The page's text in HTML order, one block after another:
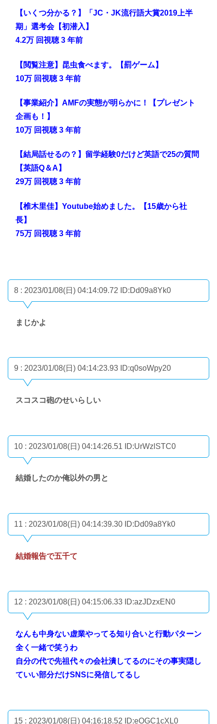
【いくつ分かる？】「JC・JK流行語大賞2019上半
期」選考会【初潜入】
4.2万 回視聴 3 年前
【閲覧注意】昆虫食べます。【罰ゲーム】
10万 回視聴 3 年前
【事業紹介】AMFの実態が明らかに！【プレゼント
企画も！】
10万 回視聴 3 年前
【結局話せるの？】留学経験0だけど英語で25の質問
【英語Q＆A】
29万 回視聴 3 年前
【椎木里佳】Youtube始めました。【15歳から社
長】
75万 回視聴 3 年前
8 : 2023/01/08(日) 04:14:09.72 ID:Dd09a8Yk0
まじかよ
9 : 2023/01/08(日) 04:14:23.93 ID:q0soWpy20
スコスコ砲のせいらしい
10 : 2023/01/08(日) 04:14:26.51 ID:UrWzlSTC0
結婚したのか俺以外の男と
11 : 2023/01/08(日) 04:14:39.30 ID:Dd09a8Yk0
結婚報告で五千て
12 : 2023/01/08(日) 04:15:06.33 ID:azJDzxEN0
なんも中身ない虚業やってる知り合いと行動パターン
全く一緒で笑うわ
自分の代で先祖代々の会社潰してるのにその事実隠し
ていい部分だけSNSに発信してるし
15 : 2023/01/08(日) 04:16:18.52 ID:eOGC1cXL0